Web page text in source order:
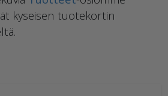
kyseisen tuotekortin